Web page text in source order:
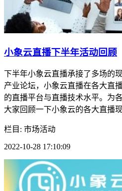
小象云直播下半年活动回顾
下半年小象云直播承接了多场的
产业论坛，小象云直播在各大直
的直播平台与直播技术水平。为
大家回顾一下小象云的各大直播
栏目: 市场活动
2022-10-28 17:10:09